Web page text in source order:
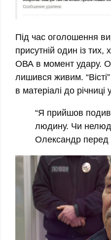
Під час оголошення
присутній один із тих,
ОВА в момент удару.
лишився живим. “Вісті”
в матеріалі до річниці
“Я прийшов
людину. Чи
Олександр перед